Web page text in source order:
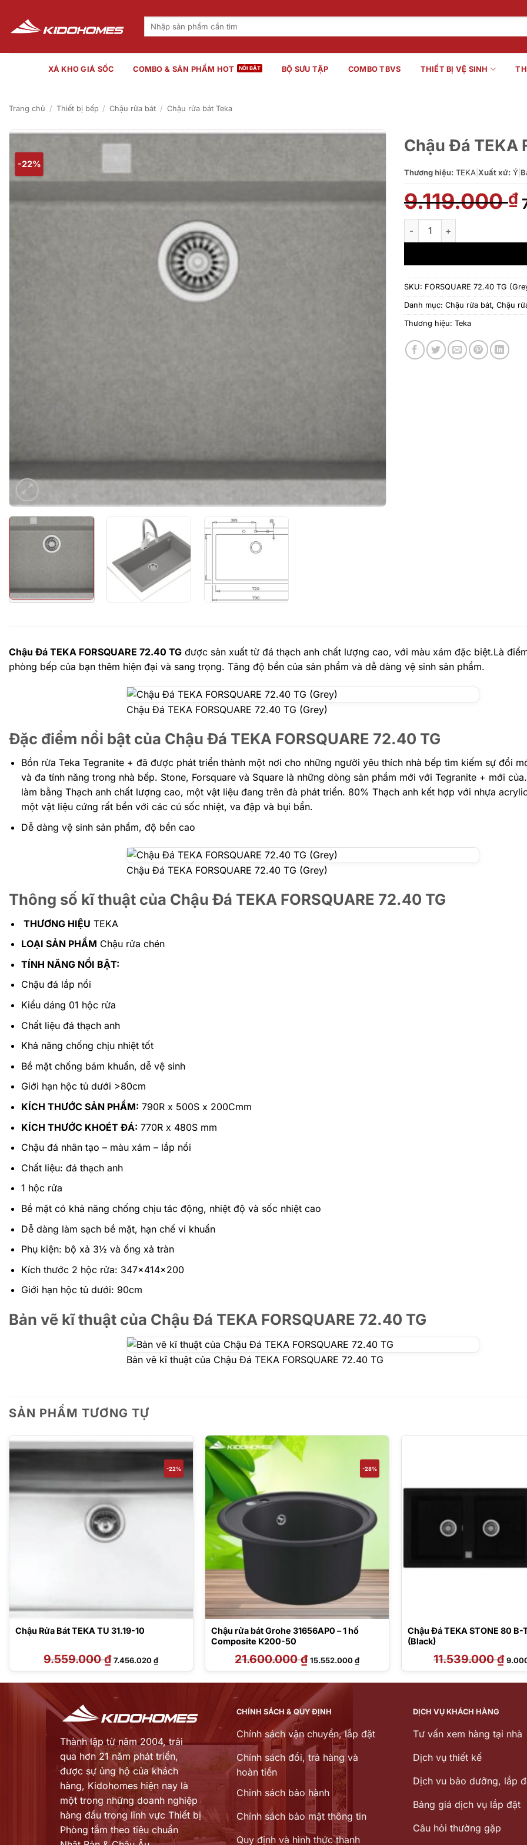
nội
dung
Tìm
XẢ KHO GIÁ SỐC COMBO & SẢN PHẨM HOT BỘ SƯU TẬP COMBO TBVS THIẾT BỊ VỆ SINH
Trang chủ / Thiết bị bếp / Chậu rửa bát / Chậu rửa bát Teka
-22%
Chậu Đá TEKA
Thương hiệu: TEKA Xuất xứ: Ý
9.119.000₫
Chậu Đá TEKA FORSQUARE
SKU: FORSQUARE 72.40 TG
Danh mục: Chậu rửa bát, Chậu
Thương hiệu: Teka
Chậu Đá TEKA FORSQUARE 72.40 TG được sản xuất từ đá thạch anh chất lượng cao, với màu xám đặc biệt.Là
phòng bếp của bạn thêm hiện đại và sang trọng. Tăng độ bền của sản phẩm và dễ dàng vệ sinh sản phẩm.
Chậu Đá TEKA FORSQUARE 72.40 TG (Grey)
Đặc điểm nổi bật của Chậu Đá TEKA FORSQUARE 72.40 TG
Bồn rửa Teka Tegranite + đã được phát triển thành một nơi cho những người yêu thích nhà bếp tìm kiếm sự đổi
và đa tính năng trong nhà bếp. Stone, Forsquare và Square là những dòng sản phẩm mới với Tegranite + mới
làm bằng Thạch anh chất lượng cao, một vật liệu đang trên đà phát triển. 80% Thạch anh kết hợp với nhựa
một vật liệu cứng rất bền với các cú sốc nhiệt, va đập và bụi bẩn.
Dễ dàng vệ sinh sản phẩm, độ bền cao
Chậu Đá TEKA FORSQUARE 72.40 TG (Grey)
Thông số kĩ thuật của Chậu Đá TEKA FORSQUARE 72.40 TG
THƯƠNG HIỆU TEKA
LOẠI SẢN PHẨM Chậu rửa chén
TÍNH NĂNG NỔI BẬT:
Chậu đá lắp nổi
Kiểu dáng 01 hộc rửa
Chất liệu đá thạch anh
Khả năng chống chịu nhiệt tốt
Bề mặt chống bám khuẩn, dễ vệ sinh
Giới hạn hộc tủ dưới >80cm
KÍCH THƯỚC SẢN PHẨM: 790R x 500S x 200Cmm
KÍCH THƯỚC KHOÉT ĐÁ: 770R x 480S mm
Chậu đá nhân tạo – màu xám – lắp nổi
Chất liệu: đá thạch anh
1 hộc rửa
Bề mặt có khả năng chống chịu tác động, nhiệt độ và sốc nhiệt cao
Dễ dàng làm sạch bề mặt, hạn chế vi khuẩn
Phụ kiện: bộ xả 3½ và ống xả tràn
Kích thước 2 hộc rửa: 347x414x200
Giới hạn hộc tủ dưới: 90cm
Bản vẽ kĩ thuật của Chậu Đá TEKA FORSQUARE 72.40 TG
Bản vẽ kĩ thuật của Chậu Đá TEKA FORSQUARE 72.40 TG
SẢN PHẨM TƯƠNG TỰ
-22%
Chậu Rửa Bát TEKA TU 31.19-10
9.559.000₫ Giá
gốc
là:
7.456.020₫Giá
hiện
tại
7.456.020 ₫.
-28%
Chậu rửa bát Grohe 31656AP0 – 1 hố
Composite K200-50
21.600.000₫ Giá
gốc
là:
15.552.000₫Giá
hiện
tại
15.552.000 ₫.
Chậu Đá TEKA STONE 80 B-
(Black)
11.539.000₫ Giá
gốc
là:
₫.
Thành lập từ năm 2004, trải
qua hơn 21 năm phát triển,
được sự ủng hộ của khách
hàng, Kidohomes hiện nay là
một trong những doanh nghiệp
hàng đầu trong lĩnh vực Thiết bị
Phòng tắm theo tiêu chuẩn
CHÍNH SÁCH & QUY ĐỊNH
Chính sách vận chuyển, lắp đặt
Chính sách đổi, trả hàng và
hoàn tiền
Chinh sách bảo hành
Chính sách bảo mật thông tin
Quy định và hình thức thanh
DỊCH VỤ KHÁCH HÀNG
Tư vấn xem hàng tại nhà
Dịch vụ thiết kế
Dịch vu bảo dưỡng, lắp
Bảng giá dịch vụ lắp đặt
Câu hỏi thường gặp